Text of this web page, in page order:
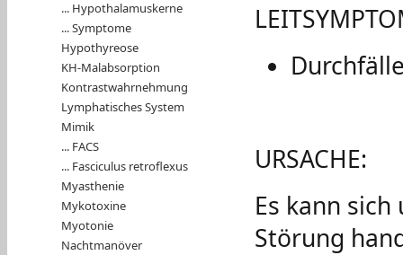
... Hypothalamuskerne
... Symptome
Hypothyreose
KH-Malabsorption
Kontrastwahrnehmung
Lymphatisches System
Mimik
... FACS
... Fasciculus retroflexus
Myasthenie
Mykotoxine
Myotonie
Nachtmanöver
URSACHE:
Es kann
Störung